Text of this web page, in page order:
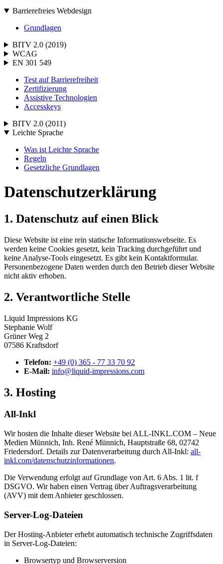
Barrierefreies Webdesign
Grundlagen
BITV 2.0 (2019)
WCAG
EN 301 549
Test auf Barrierefreiheit
Zertifizierung
Assistive Technologien
Accesskeys
BITV 2.0 (2011)
Leichte Sprache
Was ist Leichte Sprache
Regeln
Gesetzliche Grundlagen
Datenschutzerklärung
1. Datenschutz auf einen Blick
Diese Website ist eine rein statische Informationswebseite. Es
werden keine Cookies gesetzt, kein Tracking durchgeführt und
keine Analyse-Tools eingesetzt. Es gibt kein Kontaktformular.
Personenbezogene Daten werden durch den Betrieb dieser Website
nicht aktiv erhoben.
2. Verantwortliche Stelle
Liquid Impressions KG
Stephanie Wolf
Grüner Weg 2
07586 Kraftsdorf
Telefon: +49 (0) 365 - 77 33 70 92
E-Mail: info@liquid-impressions.com
3. Hosting
All-Inkl
Wir hosten die Inhalte dieser Website bei ALL-INKL.COM – Neue
Medien Münnich, Inh. René Münnich, Hauptstraße 68, 02742
Friedersdorf. Details zur Datenverarbeitung durch All-Inkl: all-
inkl.com/datenschutzinformationen.
Die Verwendung erfolgt auf Grundlage von Art. 6 Abs. 1 lit. f
DSGVO. Wir haben einen Vertrag über Auftragsverarbeitung
(AVV) mit dem Anbieter geschlossen.
Server-Log-Dateien
Der Hosting-Anbieter erhebt automatisch technische Zugriffsdaten
in Server-Log-Dateien:
Browsertyp und Browserversion